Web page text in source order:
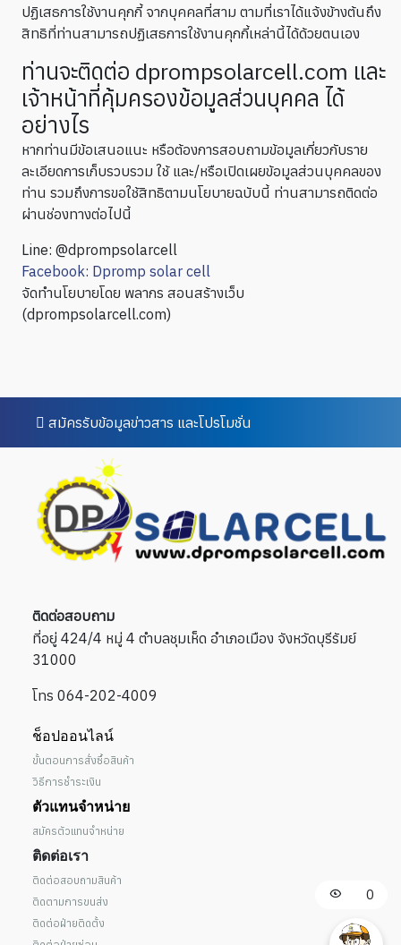
ปฏิเสธการใช้งานคุกกี้ จากบุคคลที่สาม ตามที่เราได้แจ้งข้างต้นถึง
สิทธิที่ท่านสามารถปฏิเสธการใช้งานคุกกี้เหล่านี้ได้ด้วยตนเอง
ท่านจะติดต่อ dprompsolarcell.com และ
เจ้าหน้าที่คุ้มครองข้อมูลส่วนบุคคล ได้
อย่างไร
หากท่านมีข้อเสนอแนะ หรือต้องการสอบถามข้อมูลเกี่ยวกับราย
ละเอียดการเก็บรวบรวม ใช้ และ/หรือเปิดเผยข้อมูลส่วนบุคคลของ
ท่าน รวมถึงการขอใช้สิทธิตามนโยบายฉบับนี้ ท่านสามารถติดต่อ
ผ่านช่องทางต่อไปนี้
Line: @dprompsolarcell
Facebook: Dpromp solar cell
จัดทำนโยบายโดย พลากร สอนสร้างเว็บ
(dprompsolarcell.com)
0
สมัครรับข้อมูลข่าวสาร และโปรโมชั่น
ติดต่อสอบถาม
ที่อยู่ 424/4 หมู่ 4 ตำบลชุมเห็ด อำเภอเมือง จังหวัดบุรีรัมย์
31000
โทร 064-202-4009
ช็อปออนไลน์
ขั้นตอนการสั่งซื้อสินค้า
วิธีการชำระเงิน
ตัวแทนจำหน่าย
สมัครตัวแทนจำหน่าย
ติดต่อเรา
ติดต่อสอบถามสินค้า
ติดตามการขนส่ง
ติดต่อฝ่ายติดตั้ง